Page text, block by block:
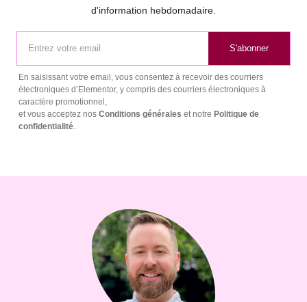
d'information hebdomadaire.
S'abonner
En saisissant votre email, vous consentez à recevoir des courriers
électroniques d’Elementor, y compris des courriers électroniques à
caractère promotionnel,
et vous acceptez nos Conditions générales et notre Politique de
confidentialité.